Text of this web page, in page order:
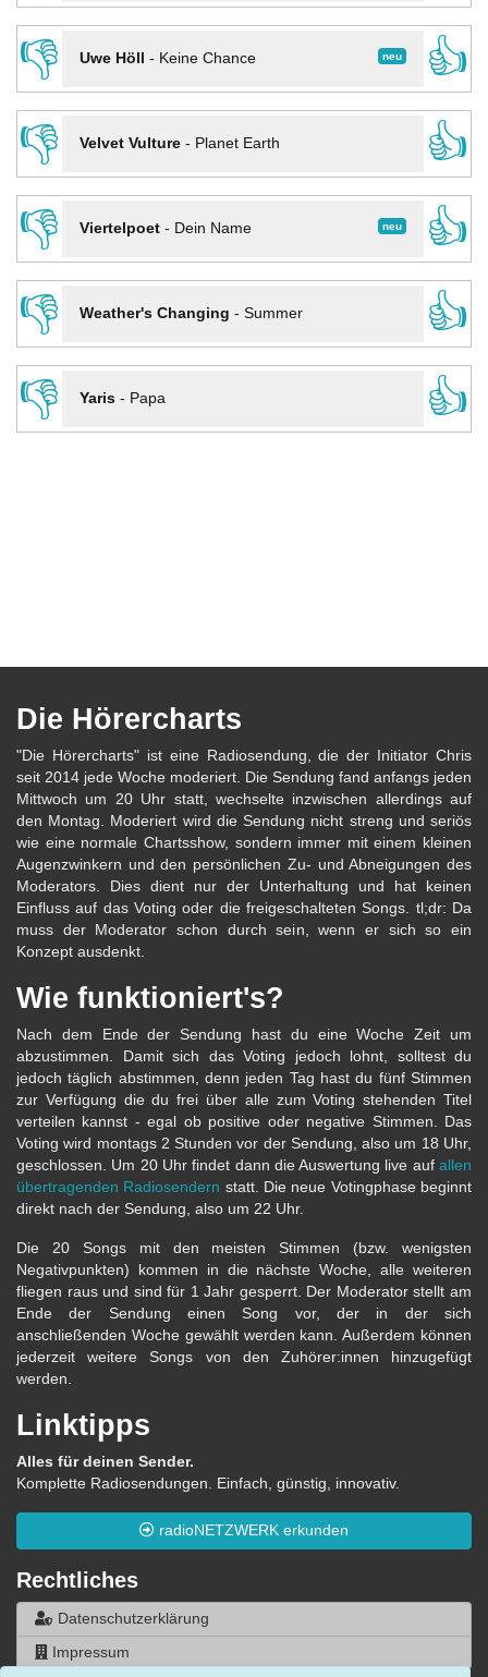
👎
neu
Uwe Höll - Keine Chance
👍
👎
Velvet Vulture- Planet Earth
👍
👎
neu
Viertelpoet- Dein Name
👍
👎
Weather's Changing - Summer
👍
👎
Yaris- Papa 👍
Die Hörercharts
"Die Hörercharts" ist eine Radiosendung, die der Initiator Chris
seit 2014 jede Woche moderiert. Die Sendung fand anfangs jeden
Mittwoch um 20 Uhr statt, wechselte inzwischen allerdings auf
den Montag. Moderiert wird die Sendung nicht streng und seriös
wie eine normale Chartsshow, sondern immer mit einem kleinen
Augenzwinkern und den persönlichen Zu- und Abneigungen des
Moderators. Dies dient nur der Unterhaltung und hat keinen
Einfluss auf das Voting oder die freigeschalteten Songs. tl;dr: Da
muss der Moderator schon durch sein, wenn er sich so ein
Konzept ausdenkt.
Wie funktioniert's?
Nach dem Ende der Sendung hast du eine Woche Zeit um
abzustimmen. Damit sich das Voting jedoch lohnt, solltest du
jedoch täglich abstimmen, denn jeden Tag hast du fünf Stimmen
zur Verfügung die du frei über alle zum Voting stehenden Titel
verteilen kannst - egal ob positive oder negative Stimmen. Das
Voting wird montags 2 Stunden vor der Sendung, also um 18 Uhr,
geschlossen. Um 20 Uhr findet dann die Auswertung live auf allen
übertragenden Radiosendern statt. Die neue Votingphase beginnt
direkt nach der Sendung, also um 22 Uhr.
Die 20 Songs mit den meisten Stimmen (bzw. wenigsten
Negativpunkten) kommen in die nächste Woche, alle weiteren
fliegen raus und sind für 1 Jahr gesperrt. Der Moderator stellt am
Ende der Sendung einen Song vor, der in der sich
anschließenden Woche gewählt werden kann. Außerdem können
jederzeit weitere Songs von den Zuhörer:innen hinzugefügt
werden.
Linktipps
Alles für deinen Sender.
Komplette Radiosendungen. Einfach, günstig, innovativ.
radioNETZWERK erkunden
Rechtliches
Datenschutzerklärung
Impressum